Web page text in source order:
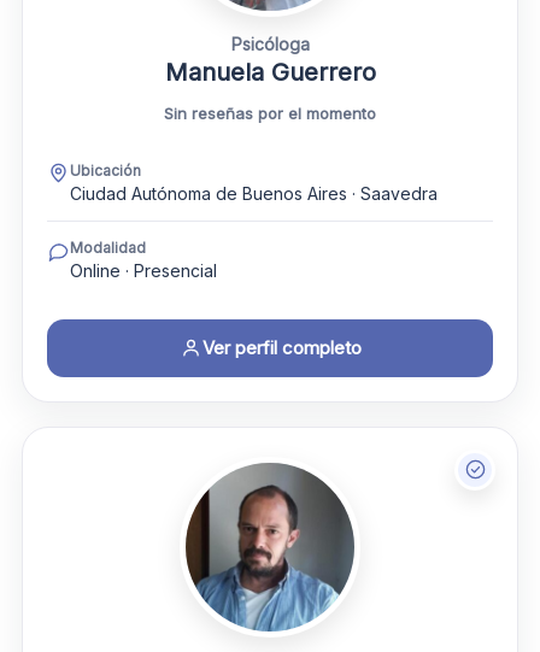
Psicóloga
Manuela Guerrero
Sin reseñas por el momento
Ubicación
Ciudad Autónoma de Buenos Aires · Saavedra
Modalidad
Online · Presencial
Ver perfil completo